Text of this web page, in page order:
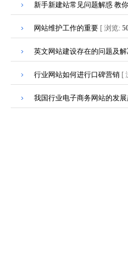
新手新建站常见问题解惑 教
网站维护工作的重要 [ 浏览:
英文网站建设存在的问题及
行业网站如何进行口碑营销 [
我国行业电子商务网站的发